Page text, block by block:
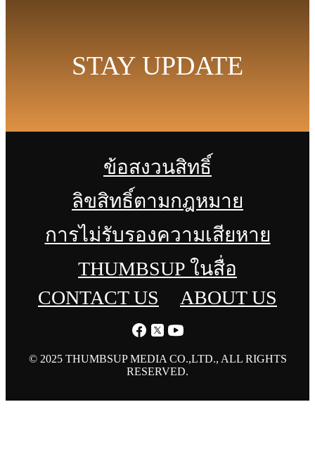
STAY UPDATE
ข้อสงวนสิทธิ์
ลิขสิทธิ์ตามกฎหมาย
การไม่รับรองความเสียหาย
THUMBSUP ในสื่อ
CONTACT US
ABOUT US
© 2025 THUMBSUP MEDIA CO.,LTD., ALL RIGHTS
RESERVED.